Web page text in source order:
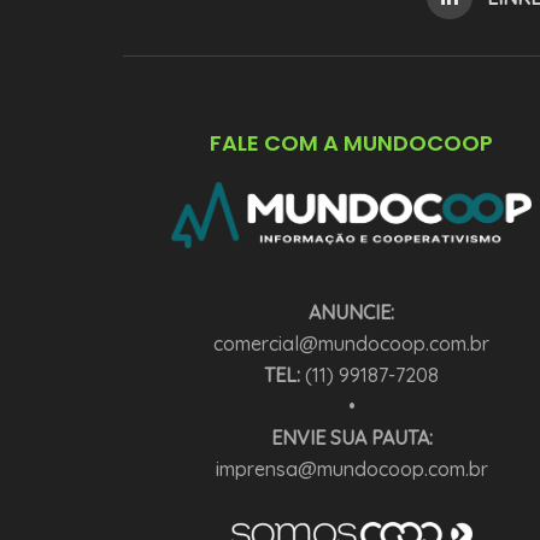
FALE COM A MUNDOCOOP
ANUNCIE:
comercial@mundocoop.com.br
TEL: (11) 99187-7208
•
ENVIE SUA PAUTA:
imprensa@mundocoop.com.br